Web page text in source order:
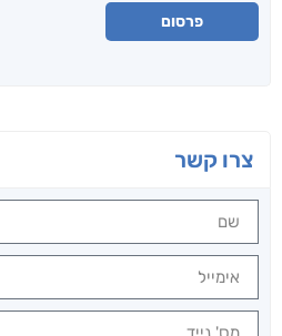
פרסום
צרו קשר